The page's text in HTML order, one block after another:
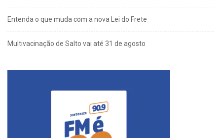
Entenda o que muda com a nova Lei do Frete
Multivacinação de Salto vai até 31 de agosto